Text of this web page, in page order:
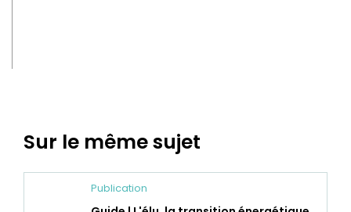
Sur le même sujet
Publication